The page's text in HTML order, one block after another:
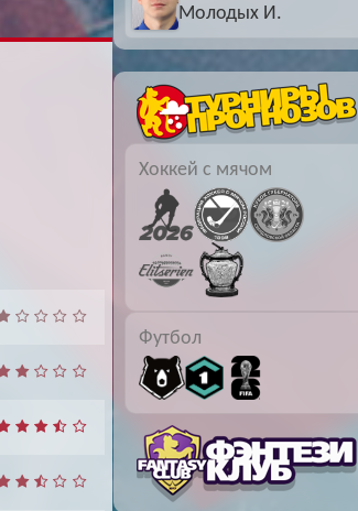
Хоккей — КХЛ
Hound: блог болельщика
Ragnar: блог болельщика
Молодых И.
Хоккей с мячом
Футбол